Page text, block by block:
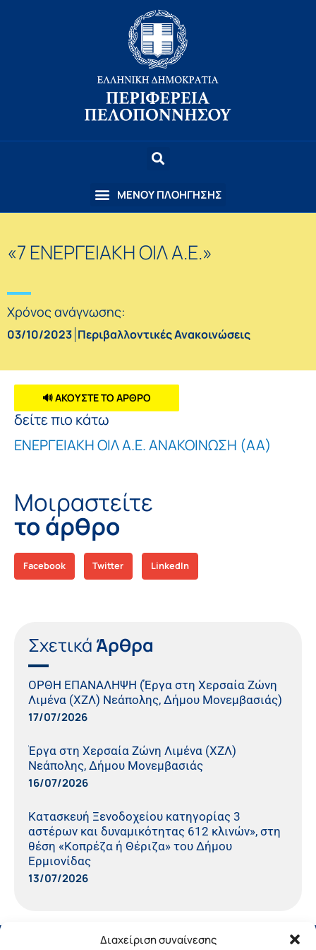
Διαχείριση συναίνεσης
«7 ΕΝΕΡΓΕΙΑΚΗ ΟΙΛ Α.Ε.»
Χρόνος ανάγνωσης:
03/10/2023 Περιβαλλοντικές Ανακοινώσεις
🔊 ΑΚΟΥΣΤΕ ΤΟ ΑΡΘΡΟ
δείτε πιο κάτω
ΕΝΕΡΓΕΙΑΚΗ ΟΙΛ Α.Ε. ΑΝΑΚΟΙΝΩΣΗ (ΑΑ)
Μοιραστείτε
το άρθρο
Facebook Twitter LinkedIn
Σχετικά Άρθρα
ΟΡΘΗ ΕΠΑΝΑΛΗΨΗ (Έργα στη Χερσαία Ζώνη
Λιμένα (ΧΖΛ) Νεάπολης, Δήμου Μονεμβασιάς)
17/07/2026
Έργα στη Χερσαία Ζώνη Λιμένα (ΧΖΛ)
Νεάπολης, Δήμου Μονεμβασιάς
16/07/2026
Κατασκευή Ξενοδοχείου κατηγορίας 3
αστέρων και δυναμικότητας 612 κλινών», στη
θέση «Κοπρέζα ή Θέριζα» του Δήμου
Ερμιονίδας
13/07/2026